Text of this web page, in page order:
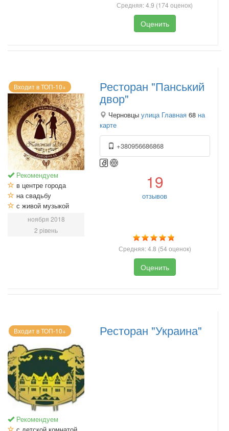
Средняя:4.9 (174 оценок)
Оценить
Входит в ТОП-10+
Рекомендуем
в центре города
на свадьбу
с живой музыкой
ноября 2018
2 рівень
Ресторан "Панський
двор"
Черновцы улица Главная 68 на
карте
+380956686868
19
отзывов
Средняя:4.8 (54 оценок)
Оценить
Входит в ТОП-10+
Рекомендуем
Ресторан "Украина"